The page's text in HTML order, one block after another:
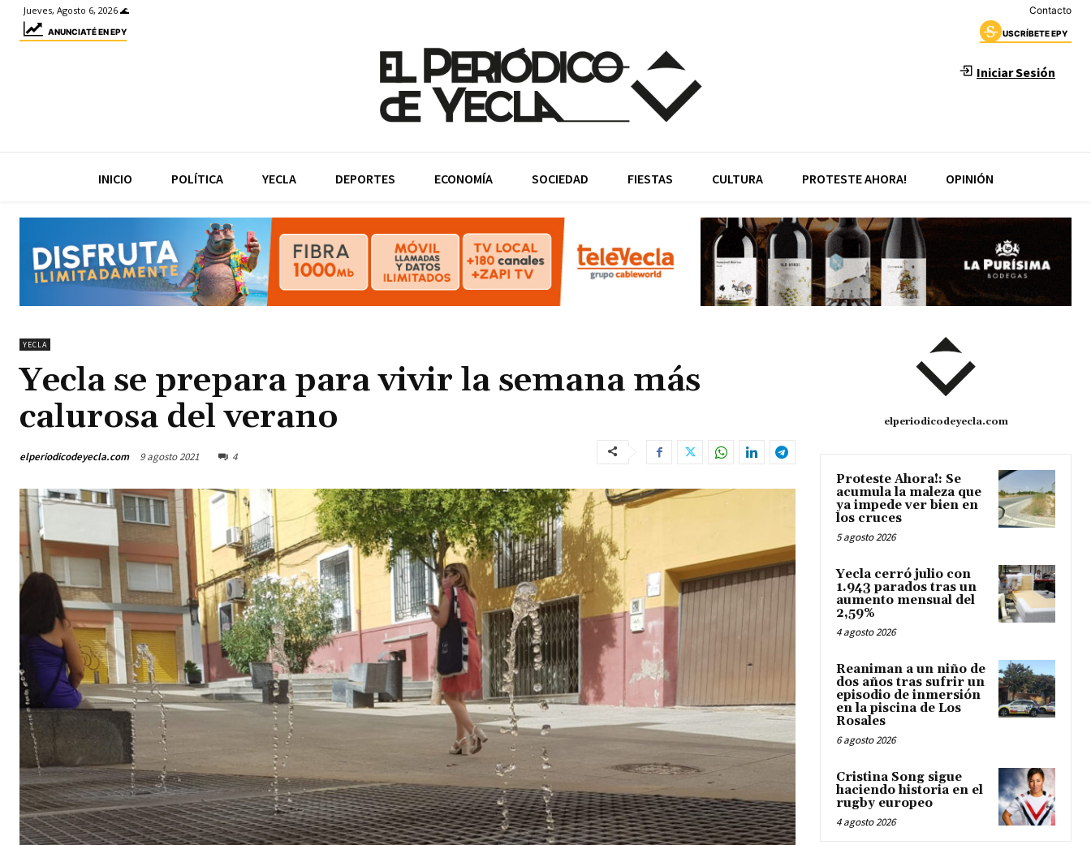
Jueves, Agosto 6, 2026 🌊 Contacto
ANUNCIATÉ EN EPY USCRÍBETE EPY
Iniciar Sesión
INICIO POLÍTICA YECLA DEPORTES ECONOMÍA SOCIEDAD FIESTAS CULTURA PROTESTE AHORA! OPINIÓN
YECLA
Yecla se prepara para vivir la semana más
calurosa del verano
elperiodicodeyecla.com 9 agosto 2021 4
elperiodicodeyecla.com
Proteste Ahora!: Se
acumula la maleza que
ya impede ver bien en
los cruces
5 agosto 2026
Yecla cerró julio con
1.943 parados tras un
aumento mensual del
2,59%
4 agosto 2026
Reaniman a un niño de
dos años tras sufrir un
episodio de inmersión
en la piscina de Los
Rosales
6 agosto 2026
Cristina Song sigue
haciendo historia en el
rugby europeo
4 agosto 2026